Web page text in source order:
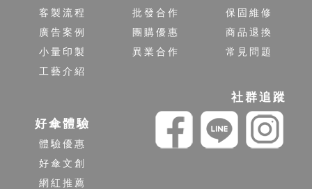
客製流程
廣告案例
小量印製
工藝介紹
批發合作
團購優惠
異業合作
保固維修
商品退換
常見問題
好傘體驗
體驗優惠
好傘文創
網紅推薦
社群追蹤